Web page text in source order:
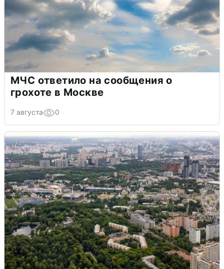
МЧС ответило на сообщения о
грохоте в Москве
7 августа 0